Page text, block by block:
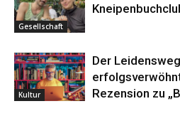
Gesellschaft
Kultur
Der
Rezension zu